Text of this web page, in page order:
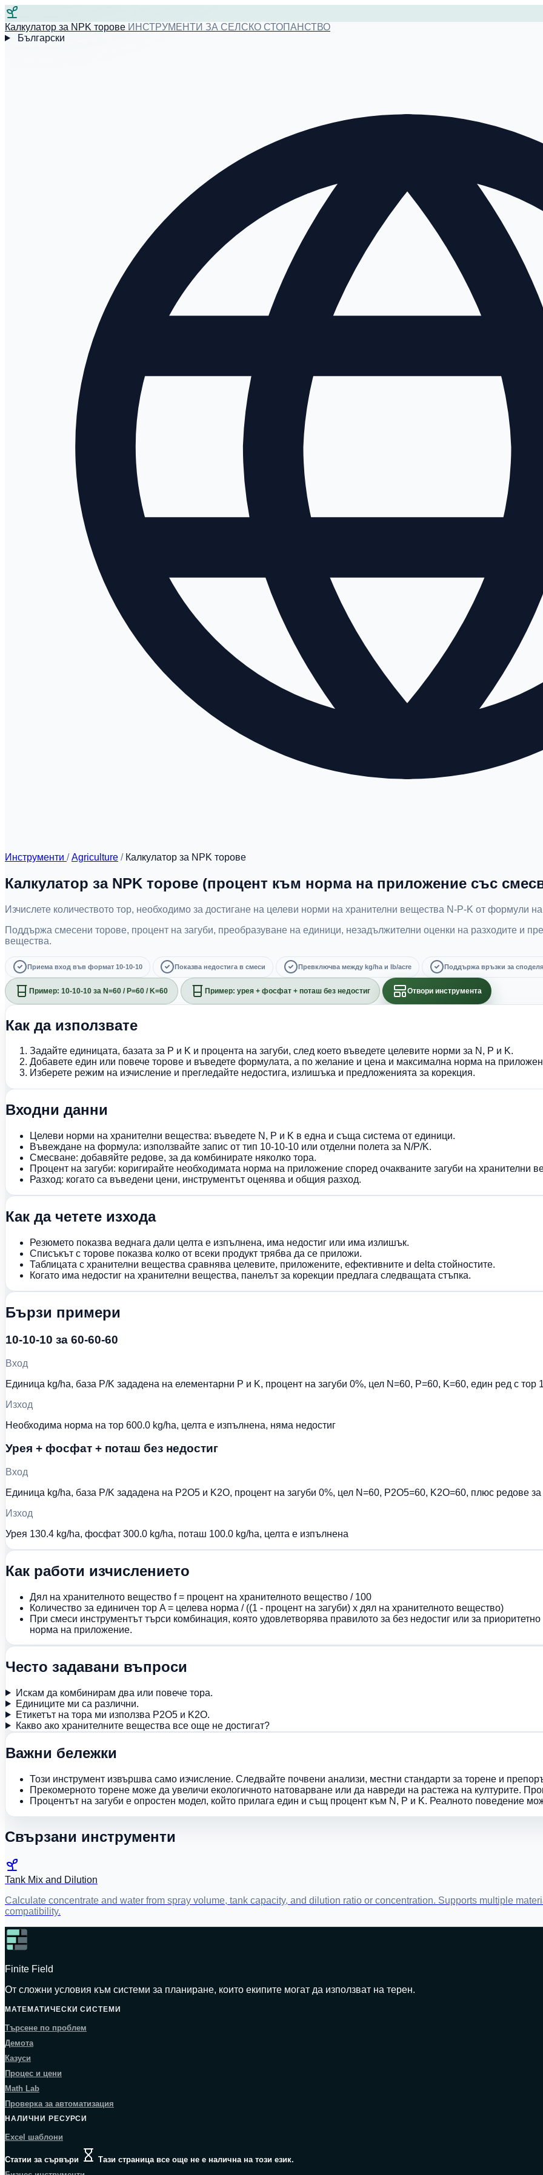
Калкулатор за NPK торове ИНСТРУМЕНТИ ЗА СЕЛСКО СТОПАНСТВО
Български
Инструменти / Agriculture / Калкулатор за NPK торове
Калкулатор за NPK торове (процент към норма на приложение със
Изчислете количеството тор, необходимо за достигане на целеви норми на хранителни вещества N-P-K от формули
Поддържа смесени торове, процент на загуби, преобразуване на единици, незадължителни оценки на разходите и
вещества.
Приема вход във формат 10-10-10 Показва недостига в смеси Превключва между kg/ha и lb/acre Поддържа връзки за
Пример: 10-10-10 за N=60 / P=60 / K=60 Пример: урея + фосфат + поташ без недостиг Отвори инструмента
Как да използвате
Задайте единицата, базата за P и K и процента на загуби, след което въведете целевите норми за N, P и K.
Добавете един или повече торове и въведете формулата, а по желание и цена и максимална норма на
Изберете режим на изчисление и прегледайте недостига, излишъка и предложенията за корекция.
Входни данни
Целеви норми на хранителни вещества: въведете N, P и K в една и съща система от единици.
Въвеждане на формула: използвайте запис от тип 10-10-10 или отделни полета за N/P/K.
Смесване: добавяйте редове, за да комбинирате няколко тора.
Процент на загуби: коригирайте необходимата норма на приложение според очакваните загуби на хранителни
Разход: когато са въведени цени, инструментът оценява и общия разход.
Как да четете изхода
Резюмето показва веднага дали целта е изпълнена, има недостиг или има излишък.
Списъкът с торове показва колко от всеки продукт трябва да се приложи.
Таблицата с хранителни вещества сравнява целевите, приложените, ефективните и delta стойностите.
Когато има недостиг на хранителни вещества, панелът за корекции предлага следващата стъпка.
Бързи примери
10-10-10 за 60-60-60
Вход
Единица kg/ha, база P/K зададена на елементарни P и K, процент на загуби 0%, цел N=60, P=60, K=60, един ред с тор
Изход
Необходима норма на тор 600.0 kg/ha, целта е изпълнена, няма недостиг
Урея + фосфат + поташ без недостиг
Вход
Единица kg/ha, база P/K зададена на P2O5 и K2O, процент на загуби 0%, цел N=60, P2O5=60, K2O=60, плюс редове
Изход
Урея 130.4 kg/ha, фосфат 300.0 kg/ha, поташ 100.0 kg/ha, целта е изпълнена
Как работи изчислението
Дял на хранителното вещество f = процент на хранителното вещество / 100
Количество за единичен тор A = целева норма / ((1 - процент на загуби) x дял на хранителното вещество)
При смеси инструментът търси комбинация, която удовлетворява правилото за без недостиг или за
норма на приложение.
Често задавани въпроси
Искам да комбинирам два или повече тора.
Единиците ми са различни.
Етикетът на тора ми използва P2O5 и K2O.
Какво ако хранителните вещества все още не достигат?
Важни бележки
Този инструмент извършва само изчисление. Следвайте почвени анализи, местни стандарти за торене и
Прекомерното торене може да увеличи екологичното натоварване или да навреди на растежа на културите.
Процентът на загуби е опростен модел, който прилага един и същ процент към N, P и K. Реалното поведение
Свързани инструменти
Tank Mix and Dilution
Calculate concentrate and water from spray volume, tank capacity, and dilution ratio or concentration. Supports multiple
compatibility.
Finite Field
От сложни условия към системи за планиране, които екипите могат да използват на терен.
МАТЕМАТИЧЕСКИ СИСТЕМИ
Търсене по проблем
Демота
Казуси
Процес и цени
Math Lab
Проверка за автоматизация
НАЛИЧНИ РЕСУРСИ
Excel шаблони
Статии за сървъри
Тази страница все още не е налична на този език.